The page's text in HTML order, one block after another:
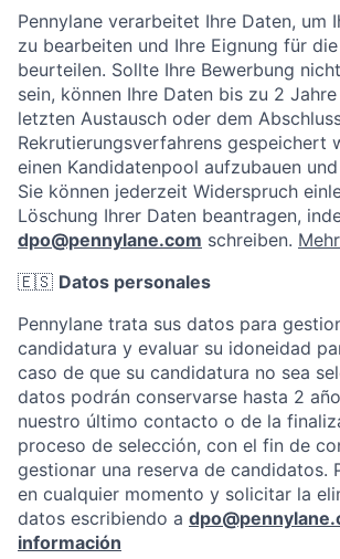
Pennylane verarbeitet Ihre Daten, um
zu bearbeiten und Ihre Eignung für
beurteilen. Sollte Ihre Bewerbung
sein, können Ihre Daten bis zu 2
letzten Austausch oder dem
Rekrutierungsverfahrens gespeichert
einen Kandidatenpool aufzubauen
Sie können jederzeit Widerspruch
Löschung Ihrer Daten beantragen,
dpo@pennylane.com schreiben.
🇪🇸 Datos personales
Pennylane trata sus datos para
candidatura y evaluar su idoneidad
caso de que su candidatura no sea
datos podrán conservarse hasta 2
nuestro último contacto o de la
proceso de selección, con el fin de
gestionar una reserva de candidatos.
en cualquier momento y solicitar la
datos escribiendo a
información